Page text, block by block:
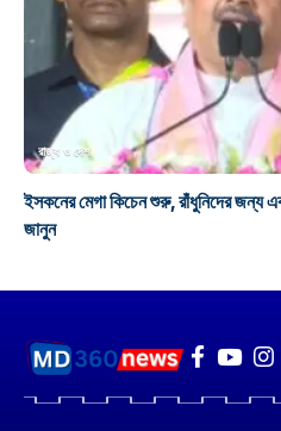
রাজ্য ও দেশ
ইসকনের মেগা কিচেন শুরু, রাঁধুনিদের জন্য
জানুন